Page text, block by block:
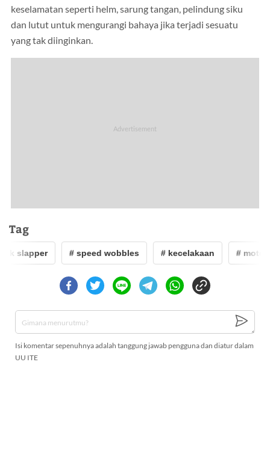
keselamatan seperti helm, sarung tangan, pelindung siku
dan lutut untuk mengurangi bahaya jika terjadi sesuatu
yang tak diinginkan.
Tag
slapper # speed wobbles # kecelakaan # motor
Isi komentar sepenuhnya adalah tanggung jawab pengguna dan diatur dalam
UU ITE